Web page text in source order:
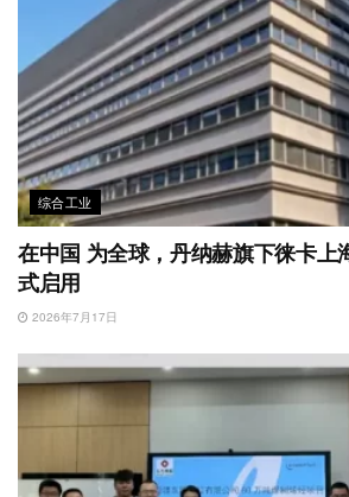
综合工业
在中国 为全球，丹纳赫旗下徕卡上
式启用
2026年7月17日